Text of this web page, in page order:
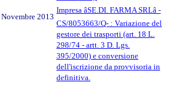
2013
Impresa âSE.DI. FARMA SRLâ -
CS/8053663/Q- : Variazione del
gestore dei trasporti (art. 18 L.
298/74 - artt. 3 D. Lgs.
395/2000) e conversione
dell'iscrizione da provvisoria in
definitiva.